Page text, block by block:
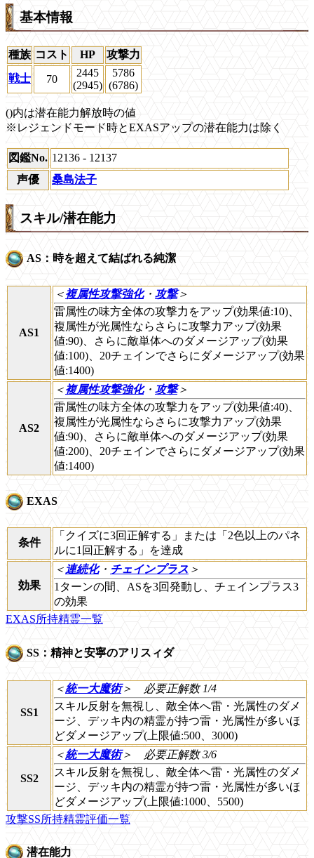
基本情報
種族 コスト HP
攻撃力
戦士
70
2445
(2945)
5786
(6786)
()内は潜在能力解放時の値
※レジェンドモード時とEXASアップの潜在能力は除く
図鑑No. 12136 - 12137
声優
桑島法子
スキル/潜在能力
AS：時を超えて結ばれる純潔
AS1
＜複属性攻撃強化・ 攻撃＞
雷属性の味方全体の攻撃力をアップ(効果値:10)、
複属性が光属性ならさらに攻撃力アップ(効果
値:90)、さらに敵単体へのダメージアップ(効果
値:100)、20チェインでさらにダメージアップ(効果
値:1400)
AS2
＜複属性攻撃強化・ 攻撃＞
雷属性の味方全体の攻撃力をアップ(効果値:40)、
複属性が光属性ならさらに攻撃力アップ(効果
値:90)、さらに敵単体へのダメージアップ(効果
値:200)、20チェインでさらにダメージアップ(効果
値:1400)
EXAS
条件
「クイズに3回正解する」または「2色以上のパネ
ルに1回正解する」を達成
効果
＜連続化・ チェインプラス ＞
1ターンの間、ASを3回発動し、チェインプラス3
の効果
EXAS所持精霊一覧
SS：精神と安寧のアリスィダ
SS1
＜統一大魔術＞
必要正解数 1/4
スキル反射を無視し、敵全体へ雷・光属性のダメ
ージ、デッキ内の精霊が持つ雷・光属性が多いほ
どダメージアップ(上限値:500、3000)
SS2
＜統一大魔術＞
必要正解数 3/6
スキル反射を無視し、敵全体へ雷・光属性のダメ
ージ、デッキ内の精霊が持つ雷・光属性が多いほ
どダメージアップ(上限値:1000、5500)
攻撃SS所持精霊評価一覧
潜在能力